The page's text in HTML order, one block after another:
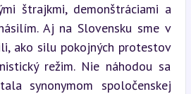
štrajkmi, demonštráciami a
Aj na Slovensku sme v
ako silu pokojných protestov
režim. Nie náhodou sa
synonymom spoločenskej